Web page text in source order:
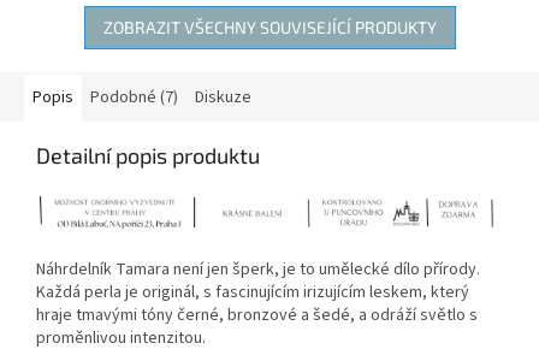
ZOBRAZIT VŠECHNY SOUVISEJÍCÍ PRODUKTY
Popis Podobné (7) Diskuze
Detailní popis produktu
Náhrdelník Tamara není jen šperk, je to umělecké dílo přírody.
Každá perla je originál, s fascinujícím irizujícím leskem, který
hraje tmavými tóny černé, bronzové a šedé, a odráží světlo s
proměnlivou intenzitou.